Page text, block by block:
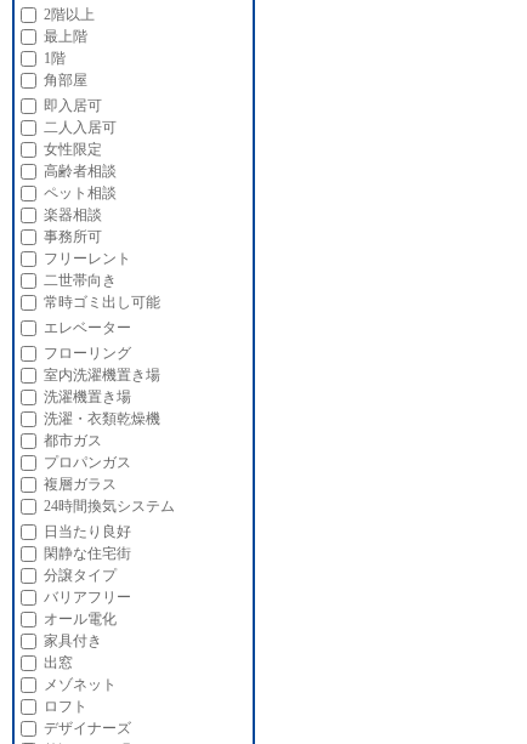
2階以上
最上階
1階
角部屋
即入居可
二人入居可
女性限定
高齢者相談
ペット相談
楽器相談
事務所可
フリーレント
二世帯向き
常時ゴミ出し可能
エレベーター
フローリング
室内洗濯機置き場
洗濯機置き場
洗濯・衣類乾燥機
都市ガス
プロパンガス
複層ガラス
24時間換気システム
日当たり良好
閑静な住宅街
分譲タイプ
バリアフリー
オール電化
家具付き
出窓
メゾネット
ロフト
デザイナーズ